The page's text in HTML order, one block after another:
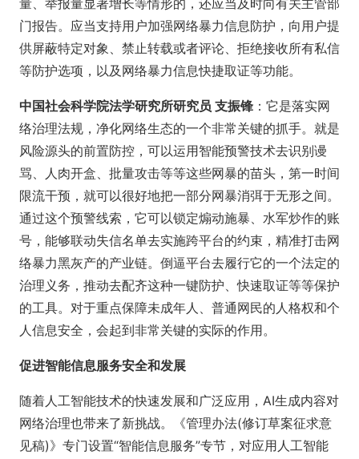
量、举报量显著增长等情形的，还应当及时向有关主管部
门报告。应当支持用户加强网络暴力信息防护，向用户提
供屏蔽特定对象、禁止转载或者评论、拒绝接收所有私信
等防护选项，以及网络暴力信息快捷取证等功能。
中国社会科学院法学研究所研究员 支振锋 ：它是落实网
络治理法规，净化网络生态的一个非常关键的抓手。就是
风险源头的前置防控，可以运用智能预警技术去识别谩
骂、人肉开盒、批量攻击等等这些网暴的苗头，第一时间
限流干预，就可以很好地把一部分网暴消弭于无形之间。
通过这个预警线索，它可以锁定煽动施暴、水军炒作的账
号，能够联动失信名单去实施跨平台的约束，精准打击网
络暴力黑灰产的产业链。倒逼平台去履行它的一个法定的
治理义务，推动去配齐这种一键防护、快速取证等等保护
的工具。对于重点保障未成年人、普通网民的人格权和个
人信息安全，会起到非常关键的实际的作用。
促进智能信息服务安全和发展
随着人工智能技术的快速发展和广泛应用，AI生成内容对
网络治理也带来了新挑战。《管理办法(修订草案征求意
见稿)》专门设置“智能信息服务”专节，对应用人工智能